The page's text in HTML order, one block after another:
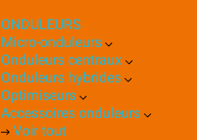
ONDULEURS
Micro-onduleurs
Onduleurs centraux
Onduleurs hybrides
Optimiseurs
Accessoires onduleurs
Voir tout